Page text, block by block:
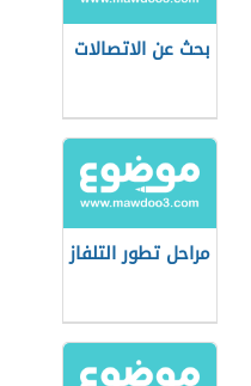
بحث عن الاتصالات
مراحل تطور التلفاز